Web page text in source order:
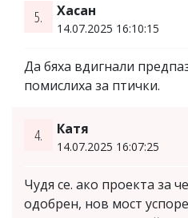
5. Хасан
14.07.2025 16:10:15
Да бяха вдигнали
помислиха за птички.
4. Катя
14.07.2025 16:07:25
Чудя се. ако проекта за
одобрен, нов мост